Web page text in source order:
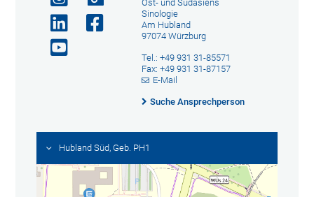
Ost- und Südasiens
Sinologie
Am Hubland
97074 Würzburg
Tel.: +49 931 31-85571
Fax: +49 931 31-87157
E-Mail
Suche Ansprechperson
Hubland Süd, Geb. PH1